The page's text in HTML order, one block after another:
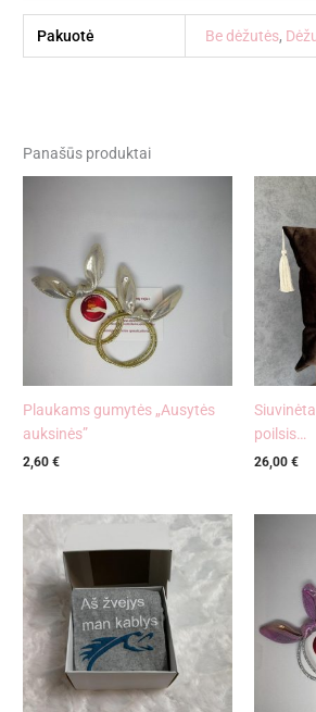
Pakuotė Be dėžutės,
Panašūs produktai
Plaukams gumytės „Ausytės
auksinės”
2,60€
poilsis…
26,00 €